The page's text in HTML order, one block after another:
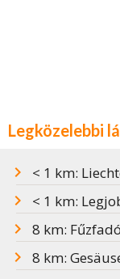
Legközelebbi
< 1 km:
< 1 km:
8 km: Fűzfadóm
8 km: